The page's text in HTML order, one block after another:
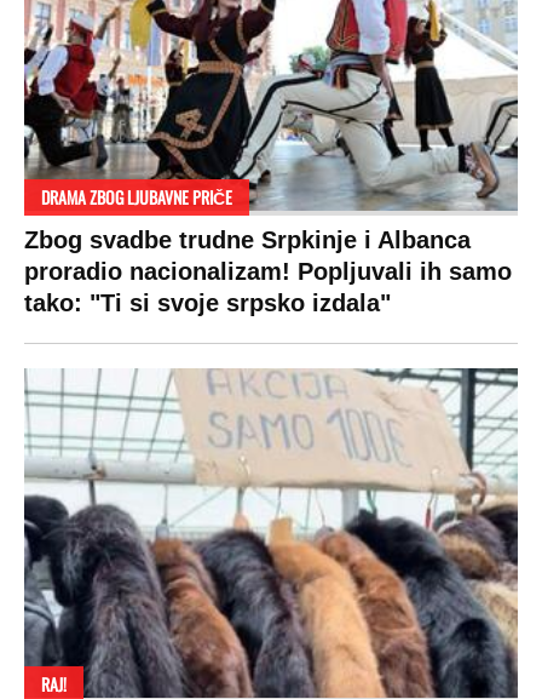
DRAMA ZBOG LJUBAVNE PRIČE
Zbog svadbe trudne Srpkinje i Albanca
proradio nacionalizam! Popljuvali ih samo
tako: "Ti si svoje srpsko izdala"
RAJ!